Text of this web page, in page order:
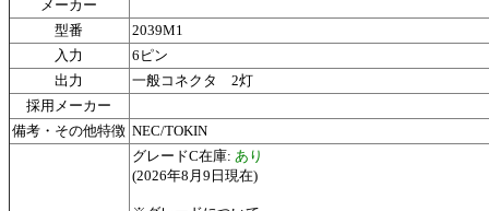
メーカー
型番
2039M1
入力
6ピン
出力
一般コネクタ 2灯
採用メーカー
備考・その他特徴 NEC/TOKIN
グレードC在庫: あり
(2026年8月9日現在)